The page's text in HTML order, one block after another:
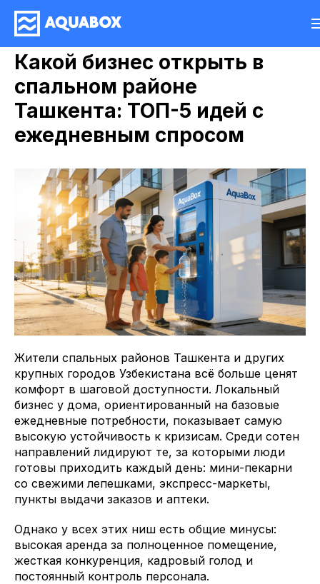
Какой бизнес открыть в
спальном районе
Ташкента: ТОП-5 идей с
ежедневным спросом
Жители спальных районов Ташкента и других
крупных городов Узбекистана всё больше ценят
комфорт в шаговой доступности. Локальный
бизнес у дома, ориентированный на базовые
ежедневные потребности, показывает самую
высокую устойчивость к кризисам. Среди сотен
направлений лидируют те, за которыми люди
готовы приходить каждый день: мини-пекарни
со свежими лепешками, экспресс-маркеты,
пункты выдачи заказов и аптеки.
Однако у всех этих ниш есть общие минусы:
высокая аренда за полноценное помещение,
жесткая конкуренция, кадровый голод и
постоянный контроль персонала.